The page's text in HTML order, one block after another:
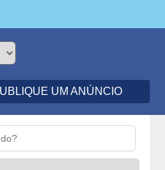
UM ANÚNCIO